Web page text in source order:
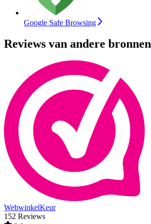
Google Safe Browsing
Reviews van andere bronnen
WebwinkelKeur
152 Reviews